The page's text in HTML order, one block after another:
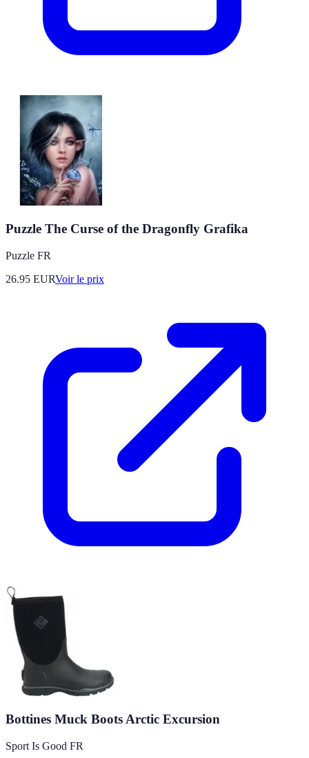
Puzzle The Curse of the Dragonfly Grafika
Puzzle FR
26.95 EURVoir le prix
Bottines Muck Boots Arctic Excursion
Sport Is Good FR